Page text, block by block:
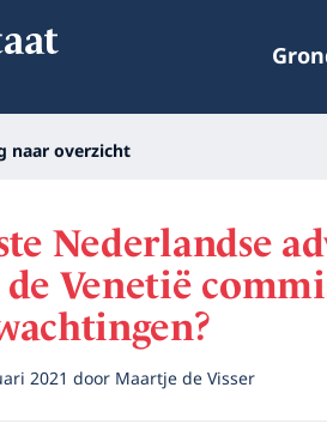
naar overzicht
Nederlandse
de Venetië
2021 door Maartje de Visser